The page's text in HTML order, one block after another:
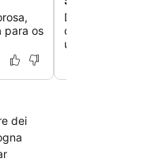
para os
Desfrute de
que oferecem
urbana de
dei